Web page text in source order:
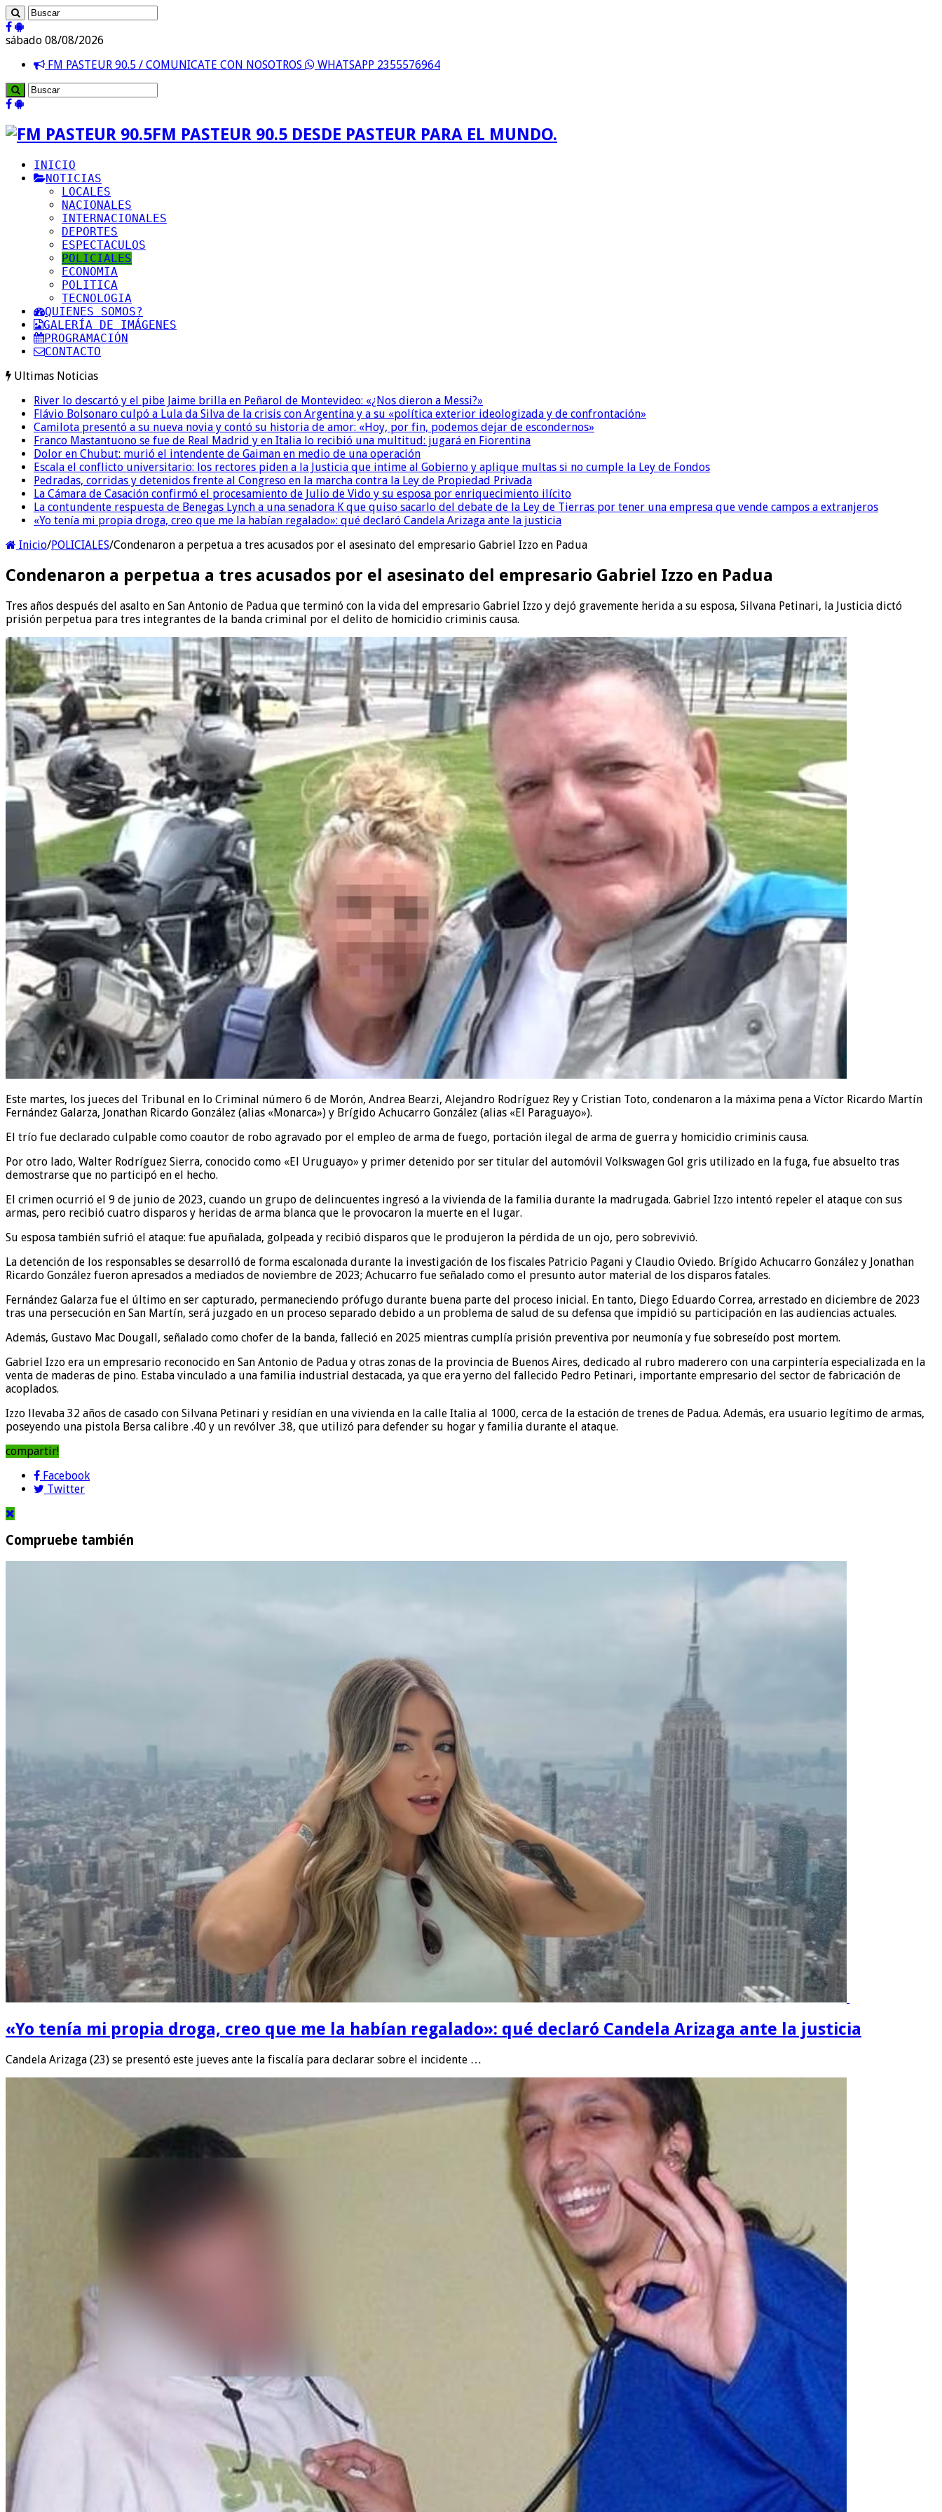
sábado 08/08/2026
FM PASTEUR 90.5 / COMUNICATE CON NOSOTROS
WHATSAPP 2355576964
FM PASTEUR 90.5 DESDE PASTEUR PARA EL MUNDO.
INICIO
NOTICIAS
LOCALES
NACIONALES
INTERNACIONALES
DEPORTES
ESPECTACULOS
POLICIALES
ECONOMIA
POLITICA
TECNOLOGIA
QUIENES SOMOS?
GALERÍA DE IMÁGENES
PROGRAMACIÓN
CONTACTO
Ultimas Noticias
River lo descartó y el pibe Jaime brilla en Peñarol de Montevideo: «¿Nos dieron a Messi?»
Flávio Bolsonaro culpó a Lula da Silva de la crisis con Argentina y a su «política exterior ideologizada y de confrontación»
Camilota presentó a su nueva novia y contó su historia de amor: «Hoy, por fin, podemos dejar de escondernos»
Franco Mastantuono se fue de Real Madrid y en Italia lo recibió una multitud: jugará en Fiorentina
Dolor en Chubut: murió el intendente de Gaiman en medio de una operación
Escala el conflicto universitario: los rectores piden a la Justicia que intime al Gobierno y aplique multas si no cumple la Ley de Fondos
Pedradas, corridas y detenidos frente al Congreso en la marcha contra la Ley de Propiedad Privada
La Cámara de Casación confirmó el procesamiento de Julio de Vido y su esposa por enriquecimiento ilícito
La contundente respuesta de Benegas Lynch a una senadora K que quiso sacarlo del debate de la Ley de Tierras por tener una empresa que vende campos a extranjeros
«Yo tenía mi propia droga, creo que me la habían regalado»: qué declaró Candela Arizaga ante la justicia
Inicio/POLICIALES/Condenaron a perpetua a tres acusados por el asesinato del empresario Gabriel Izzo en Padua
Condenaron a perpetua a tres acusados por el asesinato del empresario Gabriel Izzo en Padua
Tres años después del asalto en San Antonio de Padua que terminó con la vida del empresario Gabriel Izzo y dejó gravemente herida a su esposa, Silvana Petinari, la Justicia dictó
prisión perpetua para tres integrantes de la banda criminal por el delito de homicidio criminis causa.
Este martes, los jueces del Tribunal en lo Criminal número 6 de Morón, Andrea Bearzi, Alejandro Rodríguez Rey y Cristian Toto, condenaron a la máxima pena a Víctor Ricardo Martín
Fernández Galarza, Jonathan Ricardo González (alias «Monarca») y Brígido Achucarro González (alias «El Paraguayo»).
El trío fue declarado culpable como coautor de robo agravado por el empleo de arma de fuego, portación ilegal de arma de guerra y homicidio criminis causa.
Por otro lado, Walter Rodríguez Sierra, conocido como «El Uruguayo» y primer detenido por ser titular del automóvil Volkswagen Gol gris utilizado en la fuga, fue absuelto tras
demostrarse que no participó en el hecho.
El crimen ocurrió el 9 de junio de 2023, cuando un grupo de delincuentes ingresó a la vivienda de la familia durante la madrugada. Gabriel Izzo intentó repeler el ataque con sus
armas, pero recibió cuatro disparos y heridas de arma blanca que le provocaron la muerte en el lugar.
Su esposa también sufrió el ataque: fue apuñalada, golpeada y recibió disparos que le produjeron la pérdida de un ojo, pero sobrevivió.
La detención de los responsables se desarrolló de forma escalonada durante la investigación de los fiscales Patricio Pagani y Claudio Oviedo. Brígido Achucarro González y Jonathan
Ricardo González fueron apresados a mediados de noviembre de 2023; Achucarro fue señalado como el presunto autor material de los disparos fatales.
Fernández Galarza fue el último en ser capturado, permaneciendo prófugo durante buena parte del proceso inicial. En tanto, Diego Eduardo Correa, arrestado en diciembre de 2023
tras una persecución en San Martín, será juzgado en un proceso separado debido a un problema de salud de su defensa que impidió su participación en las audiencias actuales.
Además, Gustavo Mac Dougall, señalado como chofer de la banda, falleció en 2025 mientras cumplía prisión preventiva por neumonía y fue sobreseído post mortem.
Gabriel Izzo era un empresario reconocido en San Antonio de Padua y otras zonas de la provincia de Buenos Aires, dedicado al rubro maderero con una carpintería especializada en la
venta de maderas de pino. Estaba vinculado a una familia industrial destacada, ya que era yerno del fallecido Pedro Petinari, importante empresario del sector de fabricación de
acoplados.
Izzo llevaba 32 años de casado con Silvana Petinari y residían en una vivienda en la calle Italia al 1000, cerca de la estación de trenes de Padua. Además, era usuario legítimo de armas,
poseyendo una pistola Bersa calibre .40 y un revólver .38, que utilizó para defender su hogar y familia durante el ataque.
compartir!
Facebook
Twitter
Compruebe también
«Yo tenía mi propia droga, creo que me la habían regalado»: qué declaró Candela Arizaga ante la justicia
Candela Arizaga (23) se presentó este jueves ante la fiscalía para declarar sobre el incidente …